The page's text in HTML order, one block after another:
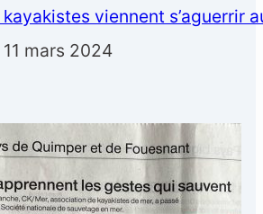
viennent s’aguerrir
11 mars 2024